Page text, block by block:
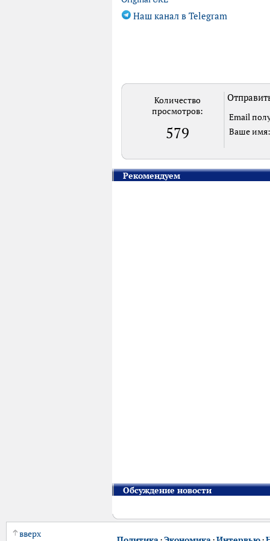
Наш канал в Telegram
Количество
просмотров:
579
Email
Ваше имя:
Рекомендуем
Обсуждение новости
вверх